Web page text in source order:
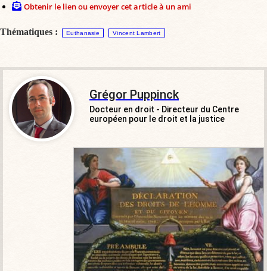
Obtenir le lien ou envoyer cet article à un ami
Thématiques : Euthanasie Vincent Lambert
Grégor Puppinck
Docteur en droit - Directeur du Centre
européen pour le droit et la justice